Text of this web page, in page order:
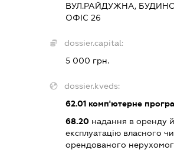
ВУЛ.РАЙДУЖНА,
ОФІС 26
dossier.capital:
5 000 грн.
dossier.kveds:
62.01комп'ютерне
68.20надання в оренду й
експлуатацію власного чи
орендованого